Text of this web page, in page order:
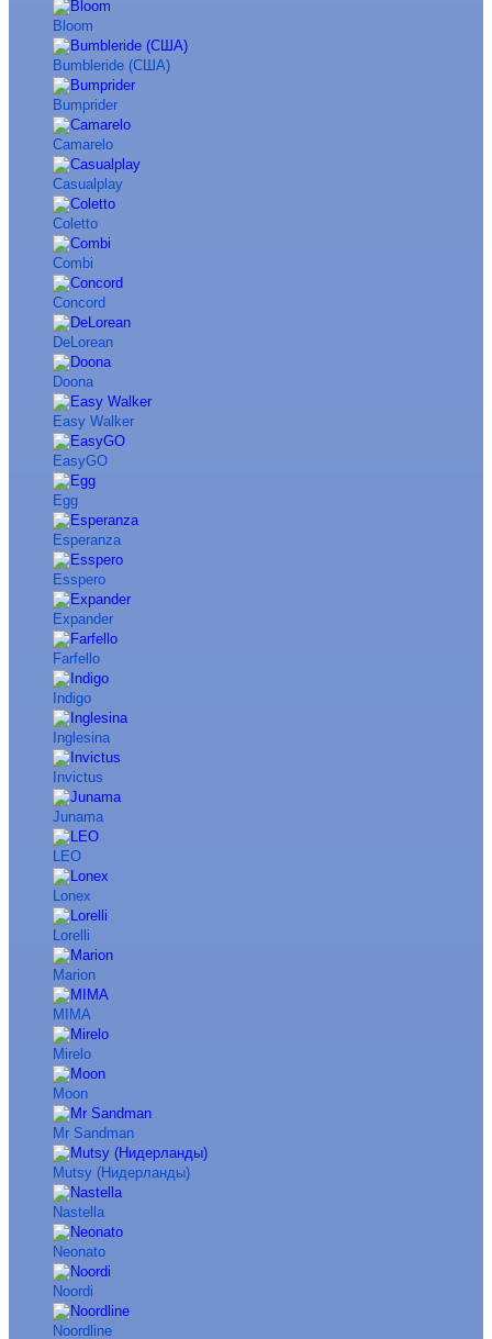
Bloom
Bumbleride (США)
Bumprider
Camarelo
Casualplay
Coletto
Combi
Concord
DeLorean
Doona
Easy Walker
EasyGO
Egg
Esperanza
Esspero
Expander
Farfello
Indigo
Inglesina
Invictus
Junama
LEO
Lonex
Lorelli
Marion
MIMA
Mirelo
Moon
Mr Sandman
Mutsy (Нидерланды)
Nastella
Neonato
Noordi
Noordline